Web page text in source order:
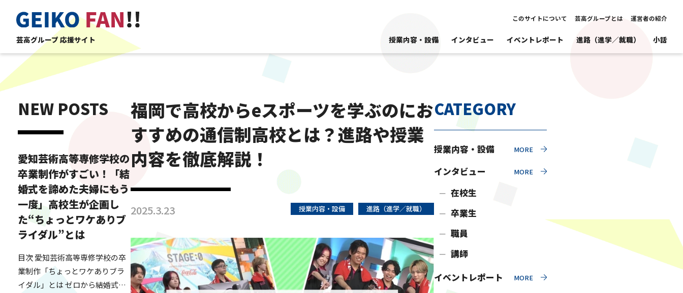
芸高グループ 応援サイト 授業内容・設備 インタビュー イベントレポート 進路（進学／就職） 小話
このサイトについて 芸高グループとは 運営者の紹介
福岡で高校からeスポーツを学ぶのにお
すすめの通信制高校とは？進路や授業
内容を徹底解説！
2025.3.23 授業内容・設備 進路（進学／就職）
CATEGORY
授業内容・設備
インタビュー
在校生
卒業生
職員
講師
イベントレポート
NEW POSTS
愛知芸術高等専修学校の
卒業制作がすごい！「結
婚式を諦めた夫婦にもう
一度」高校生が企画し
た“ちょっとワケありブ
ライダル”とは
目次 愛知芸術高等専修学校の卒
業制作「ちょっとワケありブラ
イダル」とは ゼロから結婚式を